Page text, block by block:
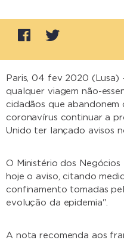
Paris, 04 fev 2020 (Lusa)
qualquer viagem não-
cidadãos que
coronavírus continuar a
Unido ter lançado avisos
O Ministério dos
hoje o aviso, citando
confinamento tomadas
evolução da epidemia".
A nota recomenda aos